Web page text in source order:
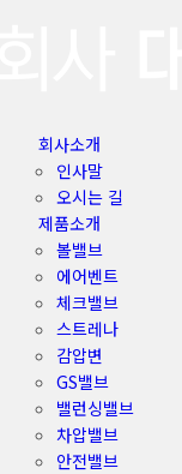
회사소개
인사말
오시는 길
제품소개
볼밸브
에어벤트
체크밸브
스트레나
감압변
GS밸브
밸런싱밸브
차압밸브
안전밸브